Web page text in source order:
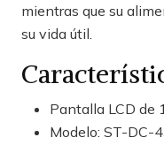
mientras que su
su vida útil.
Pantalla LCD de
Modelo: ST-DC-